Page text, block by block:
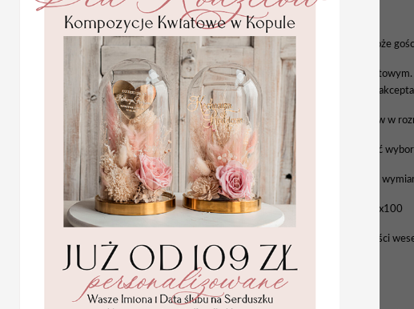
menu weselne na stoły
karta dań weselnych, w
stylu boho wasza treść
Promocja:
7.00 PLN
PLAN STOŁÓW WESELNYCH
Plan usadzenia gości przy stołach pomoże
Plan stołów z pięknym motywem
Projekt jest wysyłany przez grafika do
Cena podstawowa obejmuje plan stołów w
Za dodatkową opłatą istnieje możliwość
WYMIARY: wg kreatora - podstawowy
Pozostałe wymiary: 40x50, 50x70, 70x100
Rozmiar jest dostosowany do liczby gości
USŁUGA EKSPRESSOWA: